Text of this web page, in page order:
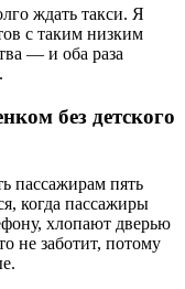
ждать такси. Я
с таким низким
— и оба раза
без детского
пассажирам пять
когда пассажиры
хлопают дверью
не заботит, потому